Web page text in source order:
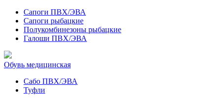
Сапоги ПВХ/ЭВА
Сапоги рыбацкие
Полукомбинезоны рыбацкие
Галоши ПВХ/ЭВА
Обувь медицинская
Сабо ПВХ/ЭВА
Туфли